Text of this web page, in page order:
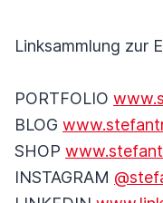
Linksammlung zur
PORTFOLIO
BLOG
SHOP
INSTAGRAM